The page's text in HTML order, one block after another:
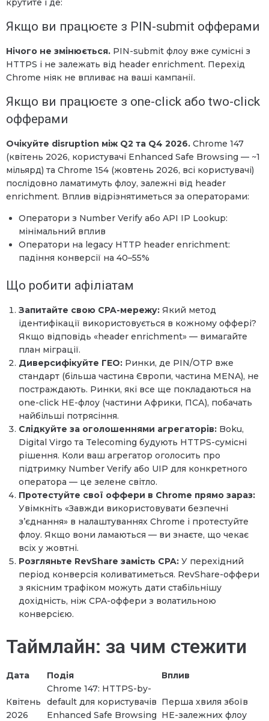
крутите і де:
Якщо ви працюєте з PIN-submit офферами
Нічого не змінюється. PIN-submit флоу вже сумісні з
HTTPS і не залежать від header enrichment. Перехід
Chrome ніяк не впливає на ваші кампанії.
Якщо ви працюєте з one-click або two-click
офферами
Очікуйте disruption між Q2 та Q4 2026. Chrome 147
(квітень 2026, користувачі Enhanced Safe Browsing — ~1
мільярд) та Chrome 154 (жовтень 2026, всі користувачі)
послідовно ламатимуть флоу, залежні від header
enrichment. Вплив відрізнятиметься за операторами:
Оператори з Number Verify або API IP Lookup:
мінімальний вплив
Оператори на legacy HTTP header enrichment:
падіння конверсії на 40–55%
Що робити афіліатам
Запитайте свою CPA-мережу: Який метод
ідентифікації використовується в кожному оффері?
Якщо відповідь «header enrichment» — вимагайте
план міграції.
Диверсифікуйте ГЕО: Ринки, де PIN/OTP вже
стандарт (більша частина Європи, частина MENA), не
постраждають. Ринки, які все ще покладаються на
one-click HE-флоу (частини Африки, ПСА), побачать
найбільші потрясіння.
Слідкуйте за оголошеннями агрегаторів: Boku,
Digital Virgo та Telecoming будують HTTPS-сумісні
рішення. Коли ваш агрегатор оголосить про
підтримку Number Verify або UIP для конкретного
оператора — це зелене світло.
Протестуйте свої оффери в Chrome прямо зараз:
Увімкніть «Завжди використовувати безпечні
з’єднання» в налаштуваннях Chrome і протестуйте
флоу. Якщо вони ламаються — ви знаєте, що чекає
всіх у жовтні.
Розгляньте RevShare замість CPA: У перехідний
період конверсія коливатиметься. RevShare-оффери
з якісним трафіком можуть дати стабільнішу
дохідність, ніж CPA-оффери з волатильною
конверсією.
Таймлайн: за чим стежити
Дата Подія Вплив
Квітень
2026
Chrome 147: HTTPS-by-
default для користувачів
Enhanced Safe Browsing
Перша хвиля збоїв
HE-залежних флоу